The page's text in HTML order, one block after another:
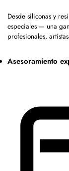
Desde siliconas y
especiales — una
profesionales,
Asesoramiento